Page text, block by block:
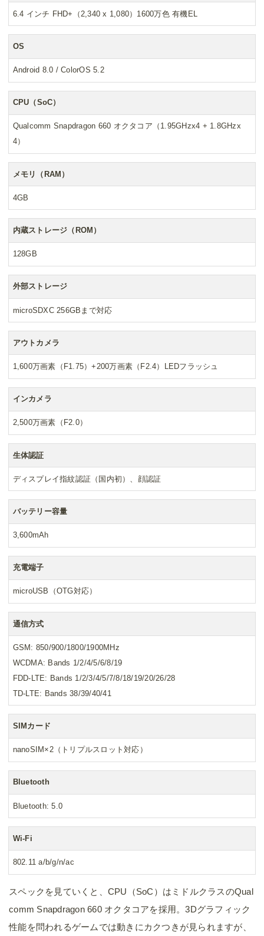
6.4 インチ FHD+（2,340 x 1,080）1600万色 有機EL
OS
Android 8.0 / ColorOS 5.2
CPU（SoC）
Qualcomm Snapdragon 660 オクタコア（1.95GHzx4 + 1.8GHzx
4）
メモリ（RAM）
4GB
内蔵ストレージ（ROM）
128GB
外部ストレージ
microSDXC 256GBまで対応
アウトカメラ
1,600万画素（F1.75）+200万画素（F2.4）LEDフラッシュ
インカメラ
2,500万画素（F2.0）
生体認証
ディスプレイ指紋認証（国内初）、顔認証
バッテリー容量
3,600mAh
充電端子
microUSB（OTG対応）
通信方式
GSM: 850/900/1800/1900MHz
WCDMA: Bands 1/2/4/5/6/8/19
FDD-LTE: Bands 1/2/3/4/5/7/8/18/19/20/26/28
TD-LTE: Bands 38/39/40/41
SIMカード
nanoSIM×2（トリプルスロット対応）
Bluetooth
Bluetooth: 5.0
Wi-Fi
802.11 a/b/g/n/ac
スペックを見ていくと、CPU（SoC）はミドルクラスのQual
comm Snapdragon 660 オクタコアを採用。3Dグラフィック
性能を問われるゲームでは動きにカクつきが見られますが、